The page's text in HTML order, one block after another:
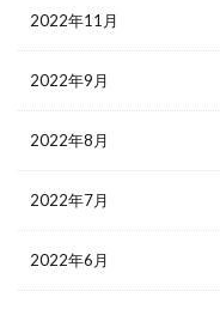
2022年11月
2022年9月
2022年8月
2022年7月
2022年6月